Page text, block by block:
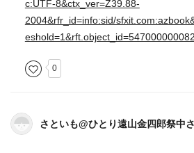
c:UTF-8&ctx_ver=Z39.88-
2004&rfr_id=info:sid/
0
さといも@ひとり遠山金四郎祭中